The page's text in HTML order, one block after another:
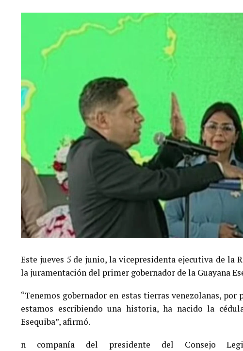
Este jueves 5 de junio, la vicepresidenta ejecutiva de la
la juramentación del primer gobernador de la Guayana
“Tenemos gobernador en estas tierras venezolanas,
estamos escribiendo una historia, ha nacido la
Esequiba”, afirmó.
n compañía del presidente del Consejo